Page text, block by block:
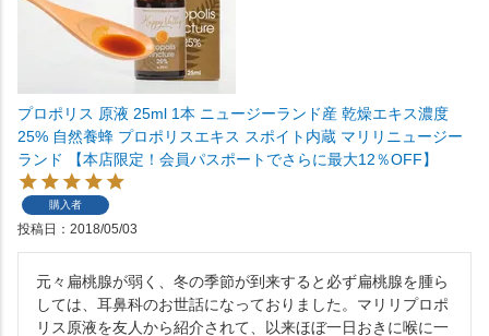
プロポリス 原液 25ml 1本 ニュージーランド産 乾燥エキス濃度
25% 自然養蜂 プロポリスエキス スポイト内蔵 マリリニュージー
ランド 【本店限定！会員パスポートでさらに最大12％OFF】
購入者
投稿日 2018/05/03
元々扁桃腺が弱く、冬の季節が到来すると必ず扁桃腺を腫ら
しては、耳鼻科のお世話になっておりました。マリリプロポ
リス原液を友人から紹介されて、以来ほぼ一日おきに喉に一